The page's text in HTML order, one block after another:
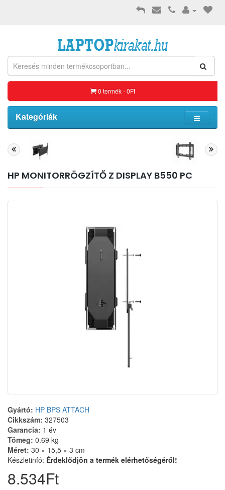
0 termék - 0Ft
Kategóriák
HP MONITORRÖGZÍTŐ Z DISPLAY B550 PC
Gyártó: HP BPS ATTACH
Cikkszám: 327503
Garancia: 1 év
Tömeg: 0.69 kg
Méret: 30 × 15,5 × 3 cm
Készletinfó: Érdeklődjön a termék elérhetőségéről!
8.534Ft